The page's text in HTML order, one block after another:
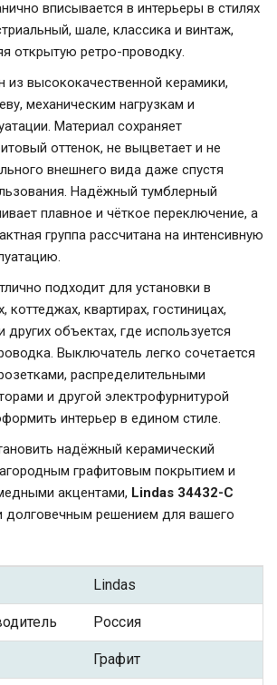
вписывается в интерьеры в стилях
шале, классика и винтаж,
открытую ретро-проводку.
из высококачественной керамики,
механическим нагрузкам и
Материал сохраняет
оттенок, не выцветает и не
внешнего вида даже спустя
Надёжный тумблерный
плавное и чёткое переключение, а
группа рассчитана на интенсивную
подходит для установки в
квартирах, гостиницах,
других объектах, где используется
Выключатель легко сочетается
распределительными
и другой электрофурнитурой
интерьер в едином стиле.
надёжный керамический
графитовым покрытием и
акцентами, Lindas 34432-C
долговечным решением для вашего
Lindas
Россия
Графит